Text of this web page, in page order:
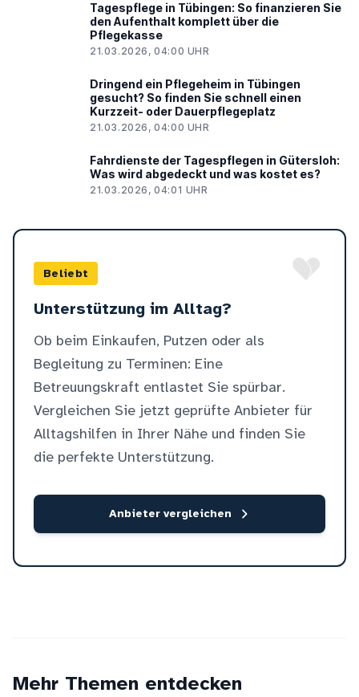
Tagespflege in Tübingen: So finanzieren Sie
den Aufenthalt komplett über die
Pflegekasse
21.03.2026, 04:00 UHR
Dringend ein Pflegeheim in Tübingen
gesucht? So finden Sie schnell einen
Kurzzeit- oder Dauerpflegeplatz
21.03.2026, 04:00 UHR
Fahrdienste der Tagespflegen in Gütersloh:
Was wird abgedeckt und was kostet es?
21.03.2026, 04:01 UHR
Beliebt
Unterstützung im Alltag?
Ob beim Einkaufen, Putzen oder als
Begleitung zu Terminen: Eine
Betreuungskraft entlastet Sie spürbar.
Vergleichen Sie jetzt geprüfte Anbieter für
Alltagshilfen in Ihrer Nähe und finden Sie
die perfekte Unterstützung.
Anbieter vergleichen
Mehr Themen entdecken